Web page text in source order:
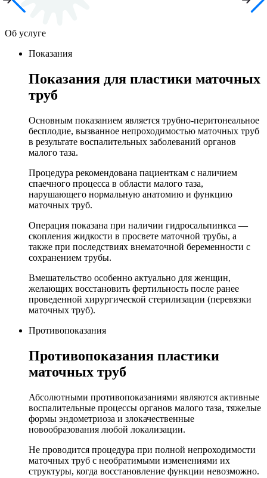
Об услуге
Показания
Показания для пластики маточных
труб
Основным показанием является трубно-перитонеальное
бесплодие, вызванное непроходимостью маточных труб
в результате воспалительных заболеваний органов
малого таза.
Процедура рекомендована пациенткам с наличием
спаечного процесса в области малого таза,
нарушающего нормальную анатомию и функцию
маточных труб.
Операция показана при наличии гидросальпинкса —
скопления жидкости в просвете маточной трубы, а
также при последствиях внематочной беременности с
сохранением трубы.
Вмешательство особенно актуально для женщин,
желающих восстановить фертильность после ранее
проведенной хирургической стерилизации (перевязки
маточных труб).
Противопоказания
Противопоказания пластики
маточных труб
Абсолютными противопоказаниями являются активные
воспалительные процессы органов малого таза, тяжелые
формы эндометриоза и злокачественные
новообразования любой локализации.
Не проводится процедура при полной непроходимости
маточных труб с необратимыми изменениями их
структуры, когда восстановление функции невозможно.